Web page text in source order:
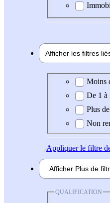
Afficher les filtres
ExpérienceMoins
De 1 à
Plus
Non
Appliquerle filtre
Afficher Plus de
QUALIFICATION